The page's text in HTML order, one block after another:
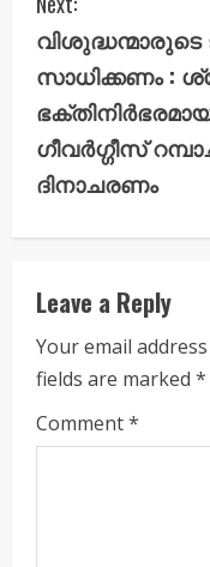
t
i
n
u
e
R
e
a
d
സാധിക്കണം :
ഗീവർഗ്ഗീസ്
ദിനാചരണം
Leave a Reply
Your email
fields are marked *
Comment*